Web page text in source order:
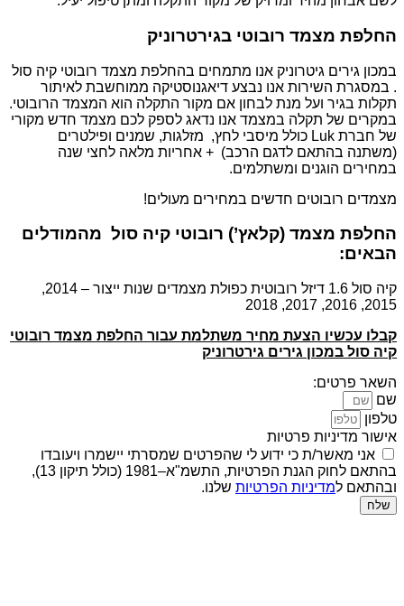
החלפת מצמד רובוטי בגירטרוניק
במכון גירים גיטרוניק אנו מתמחים בהחלפת מצמד רובוטי קיה סול
. במסגרת השירות אנו נבצע דיאגנוסטיקה ממוחשבת לאיתור
תקלות בגיר ועל מנת לבחון אם מקור התקלה הוא המצמד הרובוטי.
במקרים של תקלה במצמד אנו נדאג לספק לכם מצמד חדש מקורי
של חברת Luk כולל מיסבי לחץ, מזלגות, שמנים ופילטרים
(משתנה בהתאם לדגם הרכב) + אחריות מלאה לחצי שנה
במחירים הוגנים ומשתלמים.
מצמדים רובוטים חדשים במחירים מעולים!
החלפת מצמד (קלאץ’) רובוטי קיה סול מהמודלים
הבאים:
קיה סול 1.6 דיזל רובוטית כפולת מצמדים שנות ייצור – 2014,
2015, 2016, 2017, 2018
קבלו עכשיו הצעת מחיר משתלמת עבור החלפת מצמד רובוטי
קיה סול במכון גירים גירטרוניק
השאר פרטים:
שם
טלפון
אישור מדיניות פרטיות
אני מאשר/ת כי ידוע לי שהפרטים שמסרתי יישמרו ויעובדו
בהתאם לחוק הגנת הפרטיות, התשמ"א–1981 (כולל תיקון 13),
ובהתאם למדיניות הפרטיות שלנו.
שלח